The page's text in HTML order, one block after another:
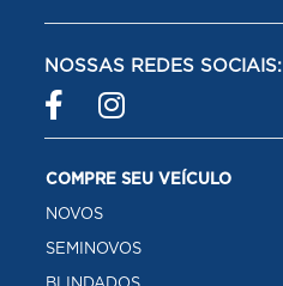
NOSSAS REDES SOCIAIS:
COMPRE SEU VEÍCULO
NOVOS
SEMINOVOS